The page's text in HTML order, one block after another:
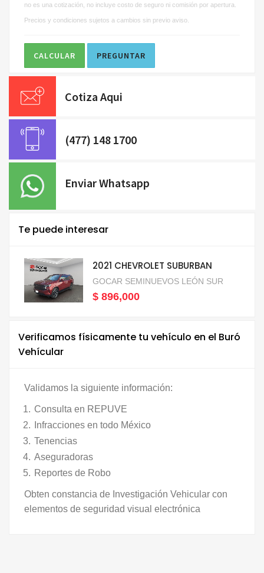
no es una cotización, no incluye costo de seguro ni comisión por apertura.
Precios y condiciones sujetos a cambios sin previo aviso.
CALCULAR PREGUNTAR
Cotiza Aqui
(477) 148 1700
Enviar Whatsapp
Te puede interesar
2021 CHEVROLET SUBURBAN
GOCAR SEMINUEVOS LEÓN SUR
$ 896,000
Verificamos físicamente tu vehículo en el Buró
Vehícular
Validamos la siguiente información:
Consulta en REPUVE
Infracciones en todo México
Tenencias
Aseguradoras
Reportes de Robo
Obten constancia de Investigación Vehicular con
elementos de seguridad visual electrónica